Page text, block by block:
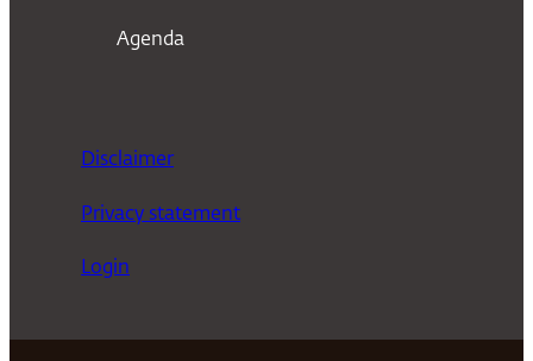
Agenda
Disclaimer
Privacy statement
Login